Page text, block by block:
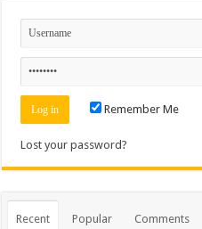
Remember Me
Lost your password?
Recent Popular Comments